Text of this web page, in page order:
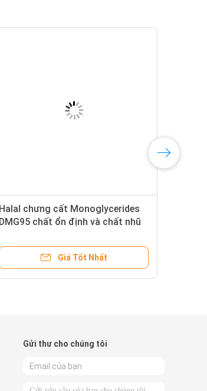
Cas 123-94-4 Nguyên liệu làm
bánh 90% tinh khiết
Giá Tốt Nhất
Gửi thư cho chúng tôi